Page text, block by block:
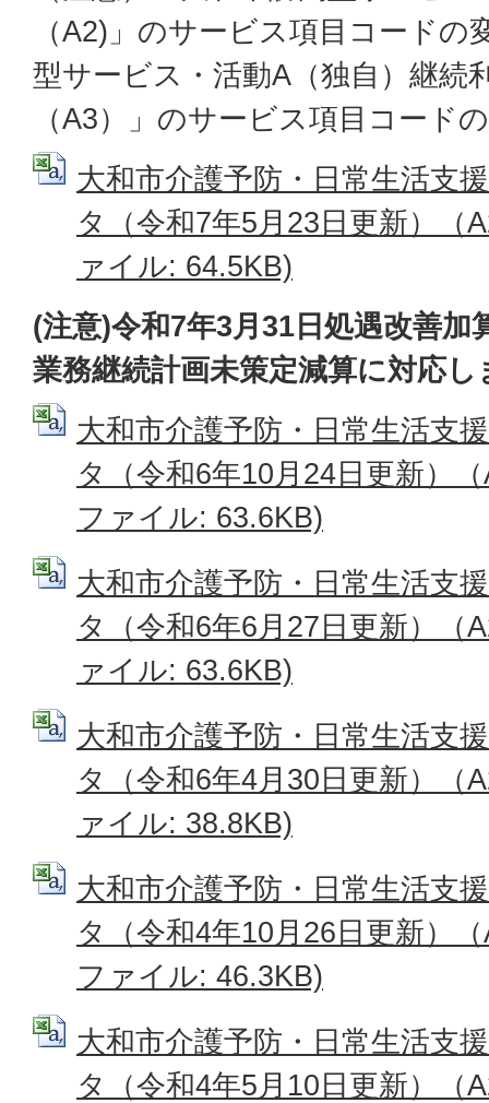
（A2)」のサービス項目コードの
型サービス・活動A（独自）継続
（A3）」のサービス項目コード
大和市介護予防・日常生活支
タ（令和7年5月23日更新）（
ァイル: 64.5KB)
(注意)令和7年3月31日処遇改善加
業務継続計画未策定減算に対応し
大和市介護予防・日常生活支
タ（令和6年10月24日更新）
ファイル: 63.6KB)
大和市介護予防・日常生活支
タ（令和6年6月27日更新）（
ァイル: 63.6KB)
大和市介護予防・日常生活支
タ（令和6年4月30日更新）（
ァイル: 38.8KB)
大和市介護予防・日常生活支
タ（令和4年10月26日更新）
ファイル: 46.3KB)
大和市介護予防・日常生活支
タ（令和4年5月10日更新）（